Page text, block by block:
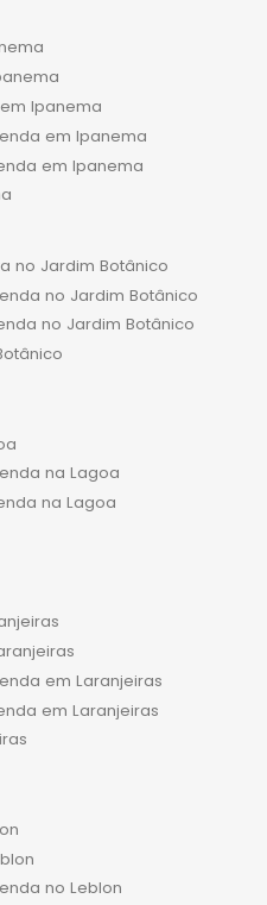
Ipanema
em Ipanema
em Ipanema
no Jardim Botânico
no Jardim Botânico
no Jardim Botânico
na Lagoa
na Lagoa
em Laranjeiras
em Laranjeiras
no Leblon